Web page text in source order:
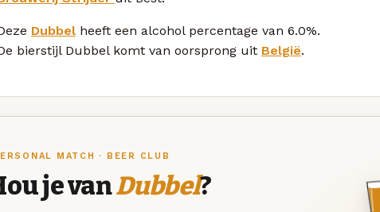
Dubbel heeft een alcohol percentage van 6.0%.
bierstijl Dubbel komt van oorsprong uit België.
MATCH · BEER CLUB
je vanDubbel?